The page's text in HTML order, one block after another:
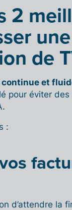
2
de
et
pour éviter
:
d’attendre la